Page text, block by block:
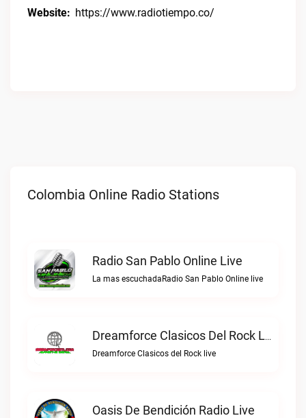
Website: https://www.radiotiempo.co/
Colombia Online Radio Stations
Radio San Pablo Online Live
La mas escuchadaRadio San Pablo Online live
Dreamforce Clasicos Del Rock Live
Dreamforce Clasicos del Rock live
Oasis De Bendición Radio Live